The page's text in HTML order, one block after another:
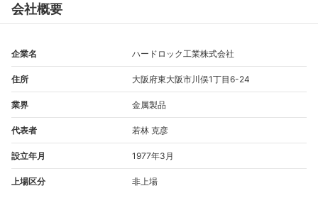
会社概要
企業名 ハードロック工業株式会社
住所 大阪府東大阪市川俣1丁目6-24
業界 金属製品
代表者 若林 克彦
設立年月 1977年3月
上場区分 非上場